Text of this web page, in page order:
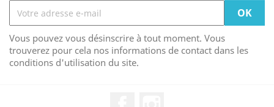
Vous pouvez vous désinscrire à tout moment. Vous
trouverez pour cela nos informations de contact dans les
conditions d'utilisation du site.